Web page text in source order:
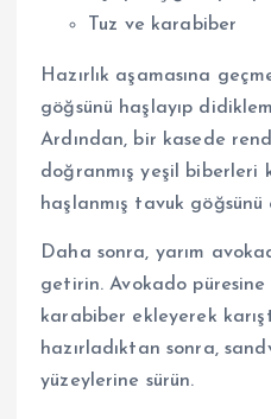
Tuz ve karabiber
Hazırlık aşamasına
göğsünü haşlayıp
Ardından, bir kasede
doğranmış yeşil biberleri
haşlanmış tavuk göğsünü
Daha sonra, yarım
getirin. Avokado
karabiber ekleyerek
hazırladıktan sonra,
yüzeylerine sürün.